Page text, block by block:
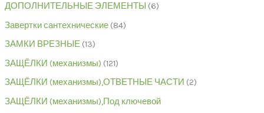
ДОПОЛНИТЕЛЬНЫЕ ЭЛЕМЕНТЫ
6
Завертки сантехнические 84
ЗАМКИ ВРЕЗНЫЕ 13
ЗАЩЁЛКИ (механизмы) 121
ЗАЩЁЛКИ (механизмы),ОТВЕТНЫЕ ЧАСТИ 2
ЗАЩЁЛКИ (механизмы),Под ключевой